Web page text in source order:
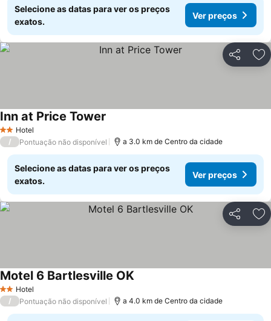
Selecione as datas para ver os preços
exatos.
Ver preços
Partilhar
2 Estrelas
Hotel
Inn at Price Tower
/ Pontuação não disponível a 3.0 km de Centro da cidade
Selecione as datas para ver os preços
exatos.
Ver preços
Partilhar
2 Estrelas
Hotel
Motel 6 Bartlesville OKVer preços
/ Pontuação não disponível a 4.0 km de Centro da cidade